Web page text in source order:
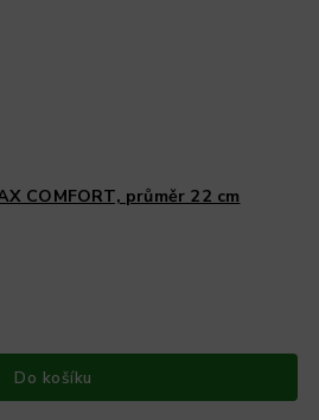
COMFORT, průměr 22 cm
Do košíku